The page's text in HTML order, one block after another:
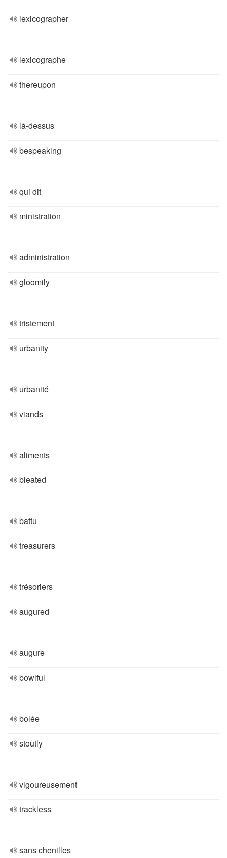
lexicographer
lexicographe
thereupon
là-dessus
bespeaking
qui dit
ministration
administration
gloomily
tristement
urbanity
urbanité
viands
aliments
bleated
battu
treasurers
trésoriers
augured
augure
bowlful
bolée
stoutly
vigoureusement
trackless
sans chenilles